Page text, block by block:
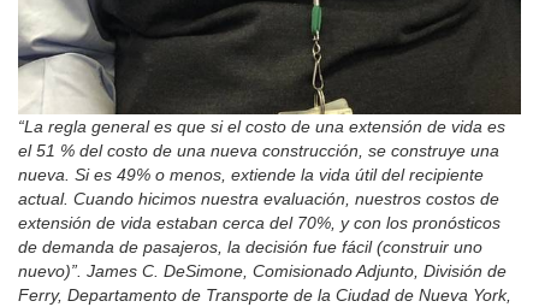
“La regla general es que si el costo de una extensión de vida es
el 51 % del costo de una nueva construcción, se construye una
nueva. Si es 49% o menos, extiende la vida útil del recipiente
actual. Cuando hicimos nuestra evaluación, nuestros costos de
extensión de vida estaban cerca del 70%, y con los pronósticos
de demanda de pasajeros, la decisión fue fácil (construir uno
nuevo)”. James C. DeSimone, Comisionado Adjunto, División de
Ferry, Departamento de Transporte de la Ciudad de Nueva York,